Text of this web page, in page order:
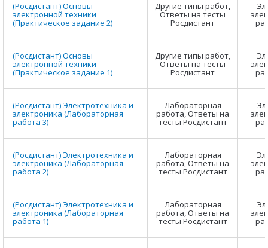
(Росдистант) Основы
электронной техники
(Практическое задание 2)
Другие типы работ,
Ответы на тесты
Росдистант
(Росдистант) Основы
электронной техники
(Практическое задание 1)
Другие типы работ,
Ответы на тесты
Росдистант
(Росдистант) Электротехника и
электроника (Лабораторная
работа 3)
Лабораторная
работа, Ответы на
тесты Росдистант
(Росдистант) Электротехника и
электроника (Лабораторная
работа 2)
Лабораторная
работа, Ответы на
тесты Росдистант
(Росдистант) Электротехника и
электроника (Лабораторная
работа 1)
Лабораторная
работа, Ответы на
тесты Росдистант